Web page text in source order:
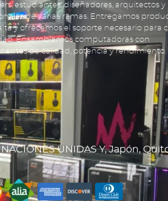
estudiantes, diseñadores, arquitectos y
de varias ramas. Entregamos
y ofrecemos el soporte necesario para
Ensamblamos computadoras con
de calidad, potencia y rendimiento.
UNIDAS Y, Japón,